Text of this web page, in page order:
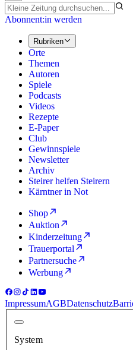
Abonnent:in werden
Rubriken
Orte
Themen
Autoren
Spiele
Podcasts
Videos
Rezepte
E-Paper
Club
Gewinnspiele
Newsletter
Archiv
Steirer helfen Steirern
Kärntner in Not
Shop
Auktion
Kinderzeitung
Trauerportal
Partnersuche
Werbung
ImpressumAGBDatenschutz
System